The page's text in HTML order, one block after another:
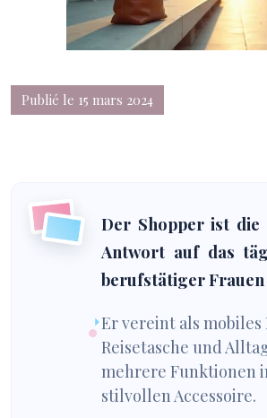
Publié le 15 mars 2024
Der Shopper ist die
Antwort auf das
berufstätiger
Er vereint als mobiles
Reisetasche und
mehrere Funktionen
stilvollen Accessoire.